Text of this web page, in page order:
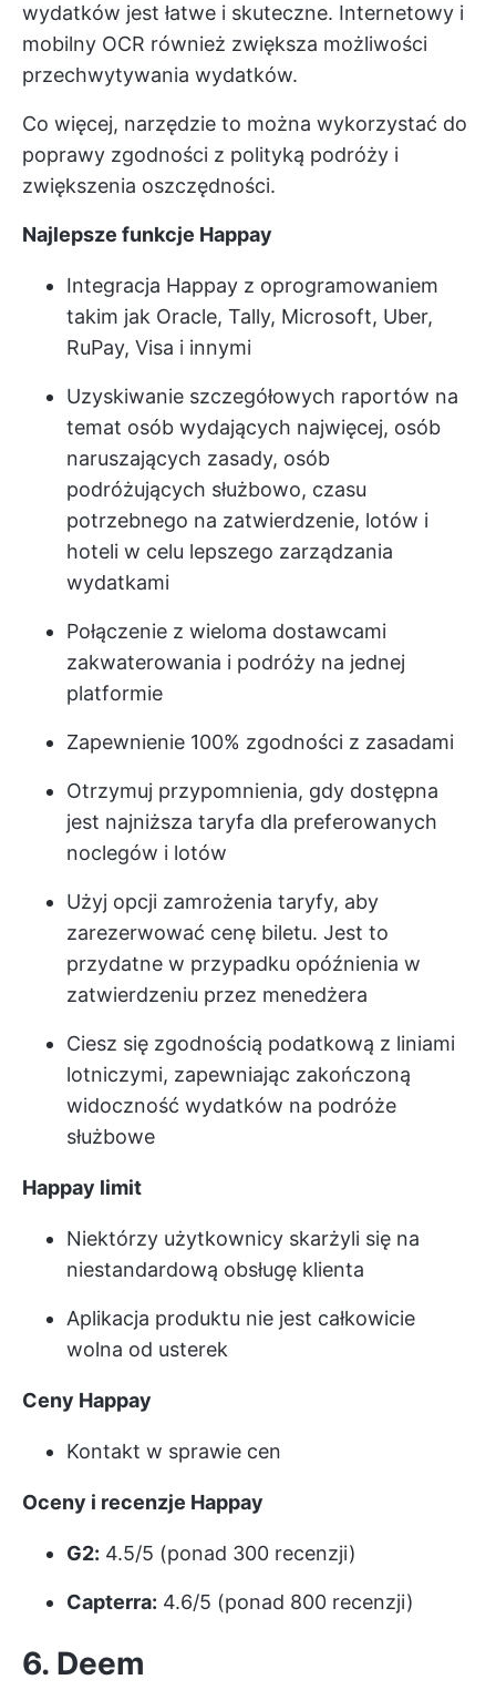
wydatków jest łatwe i skuteczne. Internetowy i
mobilny OCR również zwiększa możliwości
przechwytywania wydatków.
Co więcej, narzędzie to można wykorzystać do
poprawy zgodności z polityką podróży i
zwiększenia oszczędności.
Najlepsze funkcje Happay
Integracja Happay z oprogramowaniem
takim jak Oracle, Tally, Microsoft, Uber,
RuPay, Visa i innymi
Uzyskiwanie szczegółowych raportów na
temat osób wydających najwięcej, osób
naruszających zasady, osób
podróżujących służbowo, czasu
potrzebnego na zatwierdzenie, lotów i
hoteli w celu lepszego zarządzania
wydatkami
Połączenie z wieloma dostawcami
zakwaterowania i podróży na jednej
platformie
Zapewnienie 100% zgodności z zasadami
Otrzymuj przypomnienia, gdy dostępna
jest najniższa taryfa dla preferowanych
noclegów i lotów
Użyj opcji zamrożenia taryfy, aby
zarezerwować cenę biletu. Jest to
przydatne w przypadku opóźnienia w
zatwierdzeniu przez menedżera
Ciesz się zgodnością podatkową z liniami
lotniczymi, zapewniając zakończoną
widoczność wydatków na podróże
służbowe
Happay limit
Niektórzy użytkownicy skarżyli się na
niestandardową obsługę klienta
Aplikacja produktu nie jest całkowicie
wolna od usterek
Ceny Happay
Kontakt w sprawie cen
Oceny i recenzje Happay
G2: 4.5/5 (ponad 300 recenzji)
Capterra: 4.6/5 (ponad 800 recenzji)
6. Deem